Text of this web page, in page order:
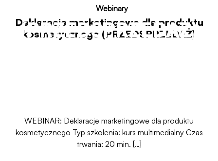
(PRZEDSPRZEDAŻ)
-Webinary
Deklaracje marketingowe dla produktu
kosmetycznego (PRZEDSPRZEDAŻ)
WEBINAR: Deklaracje marketingowe dla produktu
kosmetycznego Typ szkolenia: kurs multimedialny Czas
trwania: 20 min. […]